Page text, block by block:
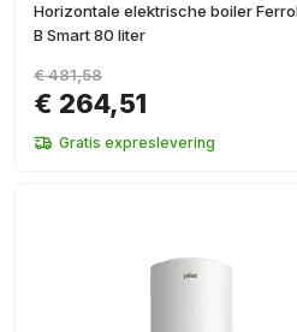
Horizontale elektrische boiler
B Smart 80 liter
€ 264,51
€ 481,58
Gratis expreslevering